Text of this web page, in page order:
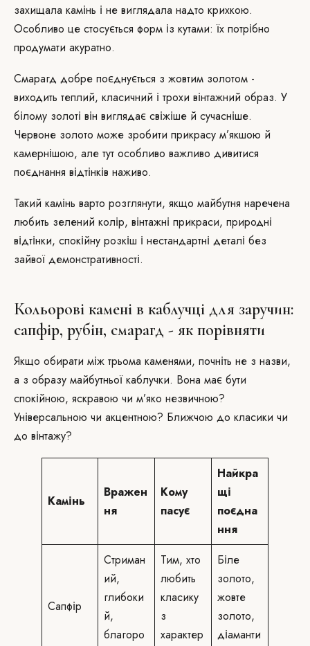
захищала камінь і не виглядала надто крихкою.
Особливо це стосується форм із кутами: їх потрібно
продумати акуратно.
Смарагд добре поєднується з жовтим золотом -
виходить теплий, класичний і трохи вінтажний образ. У
білому золоті він виглядає свіжіше й сучасніше.
Червоне золото може зробити прикрасу м’якшою й
камернішою, але тут особливо важливо дивитися
поєднання відтінків наживо.
Такий камінь варто розглянути, якщо майбутня наречена
любить зелений колір, вінтажні прикраси, природні
відтінки, спокійну розкіш і нестандартні деталі без
зайвої демонстративності.
Кольорові камені в каблучці для заручин:
сапфір, рубін, смарагд - як порівняти
Якщо обирати між трьома каменями, почніть не з назви,
а з образу майбутньої каблучки. Вона має бути
спокійною, яскравою чи м’яко незвичною?
Універсальною чи акцентною? Ближчою до класики чи
до вінтажу?
Камінь
Вражен
ня
Кому
пасує
Найкра
щі
поєдна
ння
Сапфір
Стриман
ий,
глибоки
й,
благоро
Тим, хто
любить
класику
з
характер
Біле
золото,
жовте
золото,
діаманти